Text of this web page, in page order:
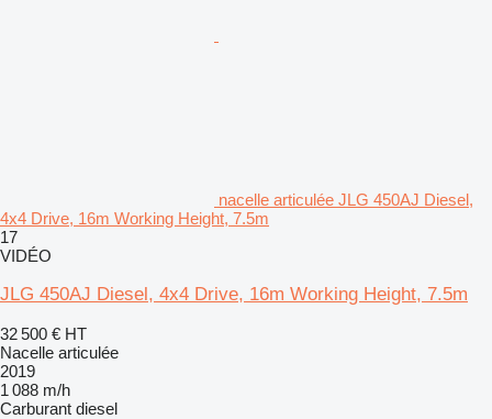
nacelle articulée JLG 450AJ Diesel,
4x4 Drive, 16m Working Height, 7.5m
17
VIDÉO
JLG 450AJ Diesel, 4x4 Drive, 16m Working Height, 7.5m
32 500 € HT
Nacelle articulée
2019
1 088 m/h
Carburant diesel